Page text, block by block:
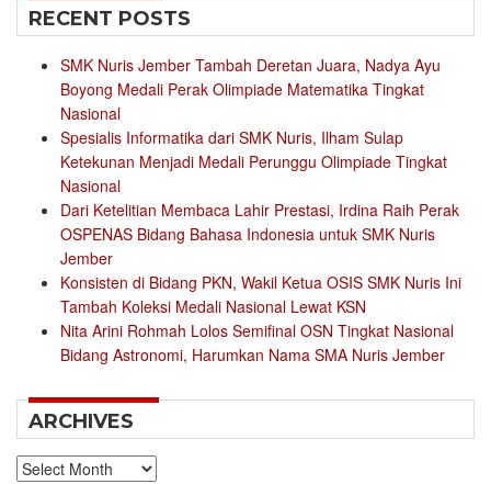
RECENT POSTS
SMK Nuris Jember Tambah Deretan Juara, Nadya Ayu
Boyong Medali Perak Olimpiade Matematika Tingkat
Nasional
Spesialis Informatika dari SMK Nuris, Ilham Sulap
Ketekunan Menjadi Medali Perunggu Olimpiade Tingkat
Nasional
Dari Ketelitian Membaca Lahir Prestasi, Irdina Raih Perak
OSPENAS Bidang Bahasa Indonesia untuk SMK Nuris
Jember
Konsisten di Bidang PKN, Wakil Ketua OSIS SMK Nuris Ini
Tambah Koleksi Medali Nasional Lewat KSN
Nita Arini Rohmah Lolos Semifinal OSN Tingkat Nasional
Bidang Astronomi, Harumkan Nama SMA Nuris Jember
ARCHIVES
Archives